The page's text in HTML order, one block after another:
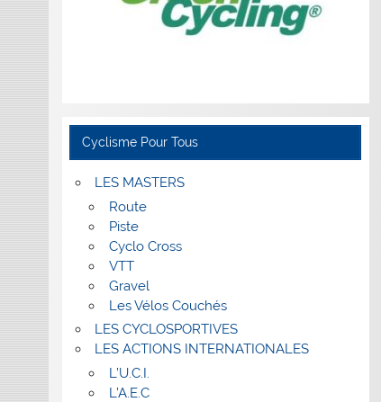
Cyclisme Pour Tous
LES MASTERS
Route
Piste
Cyclo Cross
VTT
Gravel
Les Vélos Couchés
LES CYCLOSPORTIVES
LES ACTIONS INTERNATIONALES
L’U.C.I.
L’A.E.C